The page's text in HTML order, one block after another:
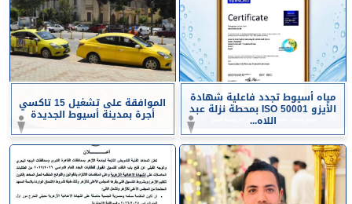
مياه أسيوط تجدد فاعلية شهادة
الأيزو ISO 50001 بمحطة نزلة عبد
اللاه...
الموافقة على تشغيل 15 تاكسي
أجرة بمدينة أسيوط الجديدة